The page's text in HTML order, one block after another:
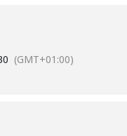
(GMT+01:00)